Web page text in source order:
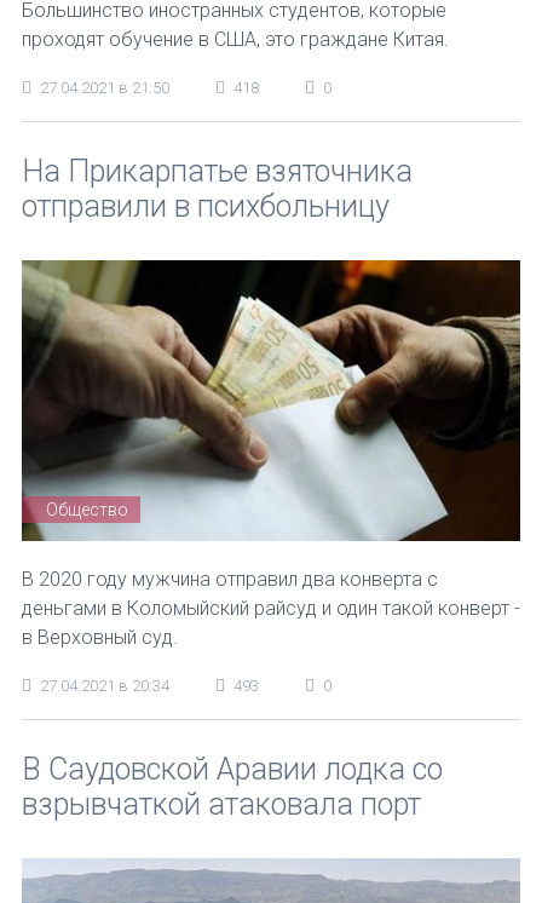
Большинство иностранных студентов, которые
проходят обучение в США, это граждане Китая.
27.04.2021 в 21:50 418 0
На Прикарпатье взяточника
отправили в психбольницу
Общество
В 2020 году мужчина отправил два конверта с
деньгами в Коломыйский райсуд и один такой конверт -
в Верховный суд.
27.04.2021 в 20:34 493 0
В Саудовской Аравии лодка со
взрывчаткой атаковала порт